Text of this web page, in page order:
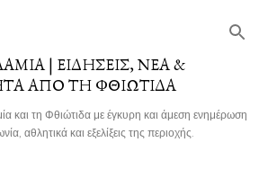
| ΕΙΔΉΣΕΙΣ, ΝΈΑ &
ΑΠΌ ΤΗ ΦΘΙΏΤΙΔΑ
και τη Φθιώτιδα με έγκυρη και άμεση ενημέρωση
αθλητικά και εξελίξεις της περιοχής.